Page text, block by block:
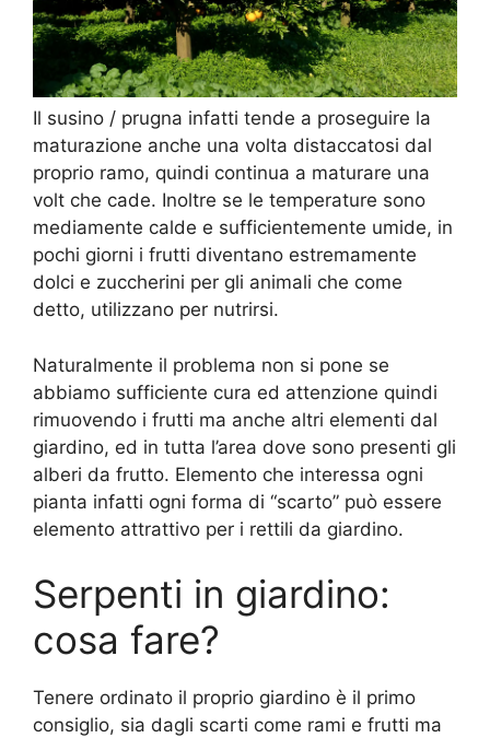
Il susino / prugna infatti tende a proseguire la
maturazione anche una volta distaccatosi dal
proprio ramo, quindi continua a maturare una
volt che cade. Inoltre se le temperature sono
mediamente calde e sufficientemente umide, in
pochi giorni i frutti diventano estremamente
dolci e zuccherini per gli animali che come
detto, utilizzano per nutrirsi.
Naturalmente il problema non si pone se
abbiamo sufficiente cura ed attenzione quindi
rimuovendo i frutti ma anche altri elementi dal
giardino, ed in tutta l’area dove sono presenti gli
alberi da frutto. Elemento che interessa ogni
pianta infatti ogni forma di “scarto” può essere
elemento attrattivo per i rettili da giardino.
Serpenti in giardino:
cosa fare?
Tenere ordinato il proprio giardino è il primo
consiglio, sia dagli scarti come rami e frutti ma